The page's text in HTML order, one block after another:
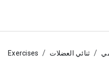
Exercises ثنائي العضلات